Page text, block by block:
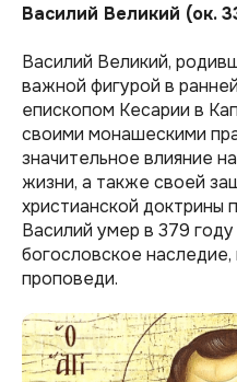
Василий Великий (ок.
Василий Великий,
важной фигурой в
епископом Кесарии в
своими монашескими
значительное влияние
жизни, а также своей
христианской доктрины
Василий умер в 379
богословское наследие,
проповеди.